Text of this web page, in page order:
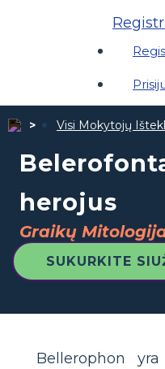
Visi Mokytojų
herojus
Graikų
SUKURKITE
Bellerophon